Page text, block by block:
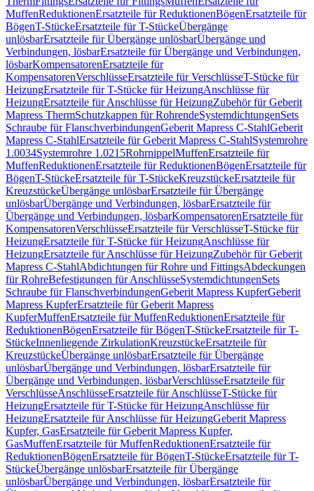
MuffenReduktionenErsatzteile für ReduktionenBögenErsatzteile für
BögenT-StückeErsatzteile für T-StückeÜbergänge
unlösbarErsatzteile für Übergänge unlösbarÜbergänge und
Verbindungen, lösbarErsatzteile für Übergänge und Verbindungen,
lösbarKompensatorenErsatzteile für
KompensatorenVerschlüsseErsatzteile für VerschlüsseT-Stücke für
HeizungErsatzteile für T-Stücke für HeizungAnschlüsse für
HeizungErsatzteile für Anschlüsse für HeizungZubehör für Geberit
Mapress ThermSchutzkappen für RohrendeSystemdichtungenSets
Schraube für FlanschverbindungenGeberit Mapress C-StahlGeberit
Mapress C-StahlErsatzteile für Geberit Mapress C-StahlSystemrohre
1.0034Systemrohre 1.0215RohrnippelMuffenErsatzteile für
MuffenReduktionenErsatzteile für ReduktionenBögenErsatzteile für
BögenT-StückeErsatzteile für T-StückeKreuzstückeErsatzteile für
KreuzstückeÜbergänge unlösbarErsatzteile für Übergänge
unlösbarÜbergänge und Verbindungen, lösbarErsatzteile für
Übergänge und Verbindungen, lösbarKompensatorenErsatzteile für
KompensatorenVerschlüsseErsatzteile für VerschlüsseT-Stücke für
HeizungErsatzteile für T-Stücke für HeizungAnschlüsse für
HeizungErsatzteile für Anschlüsse für HeizungZubehör für Geberit
Mapress C-StahlAbdichtungen für Rohre und FittingsAbdeckungen
für RohreBefestigungen für AnschlüsseSystemdichtungenSets
Schraube für FlanschverbindungenGeberit Mapress KupferGeberit
Mapress KupferErsatzteile für Geberit Mapress
KupferMuffenErsatzteile für MuffenReduktionenErsatzteile für
ReduktionenBögenErsatzteile für BögenT-StückeErsatzteile für T-
StückeInnenliegende ZirkulationKreuzstückeErsatzteile für
KreuzstückeÜbergänge unlösbarErsatzteile für Übergänge
unlösbarÜbergänge und Verbindungen, lösbarErsatzteile für
Übergänge und Verbindungen, lösbarVerschlüsseErsatzteile für
VerschlüsseAnschlüsseErsatzteile für AnschlüsseT-Stücke für
HeizungErsatzteile für T-Stücke für HeizungAnschlüsse für
HeizungErsatzteile für Anschlüsse für HeizungGeberit Mapress
Kupfer, GasErsatzteile für Geberit Mapress Kupfer,
GasMuffenErsatzteile für MuffenReduktionenErsatzteile für
ReduktionenBögenErsatzteile für BögenT-StückeErsatzteile für T-
StückeÜbergänge unlösbarErsatzteile für Übergänge
unlösbarÜbergänge und Verbindungen, lösbarErsatzteile für